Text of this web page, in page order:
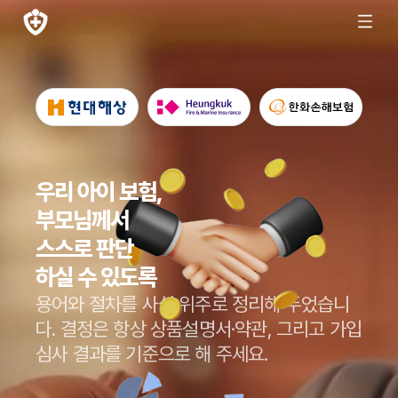
우리 아이 보험,
부모님께서
스스로 판단
하실 수 있도록
용어와 절차를 사실 위주로 정리해 두었습니
다. 결정은 항상 상품설명서·약관, 그리고 가입
심사 결과를 기준으로 해 주세요.